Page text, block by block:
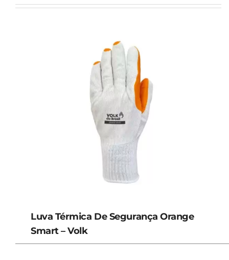
Luva Térmica De Segurança Orange
Smart – Volk